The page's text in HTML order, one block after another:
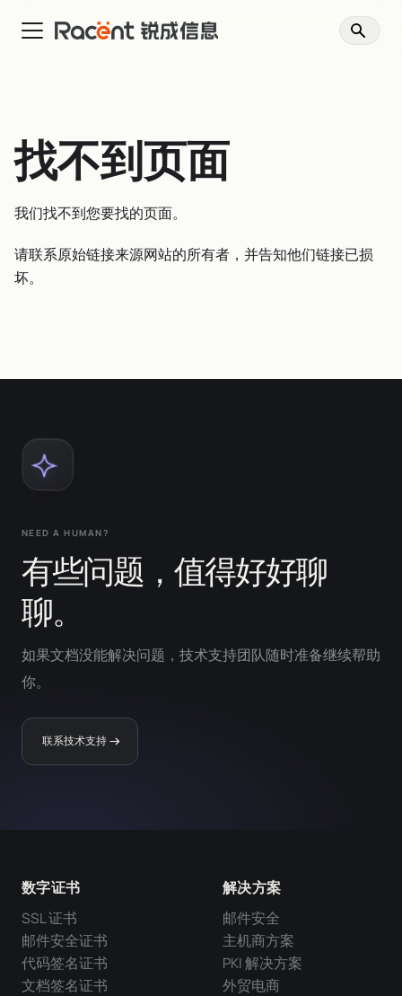
找不到页面
我们找不到您要找的页面。
请联系原始链接来源网站的所有者，并告知他们链接已损
坏。
NEED A HUMAN?
有些问题，值得好好聊
聊。
如果文档没能解决问题，技术支持团队随时准备继续帮助
你。
联系技术支持
数字证书
SSL 证书
邮件安全证书
代码签名证书
文档签名证书
解决方案
邮件安全
主机商方案
PKI 解决方案
外贸电商